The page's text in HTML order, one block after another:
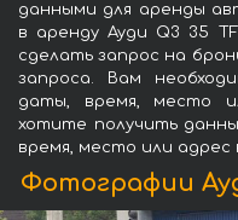
данными для аренды
в аренду Ауди Q3 35
сделать запрос на
запроса. Вам
даты, время, место
хотите получить
время, место или
Фотографии